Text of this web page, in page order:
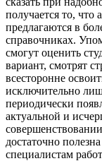
получается то, что
предлагаются в
справочниках.
смогут оценить
вариант, смотрят
всесторонне
исключительно
периодически
актуальной и
достаточно
специалистам